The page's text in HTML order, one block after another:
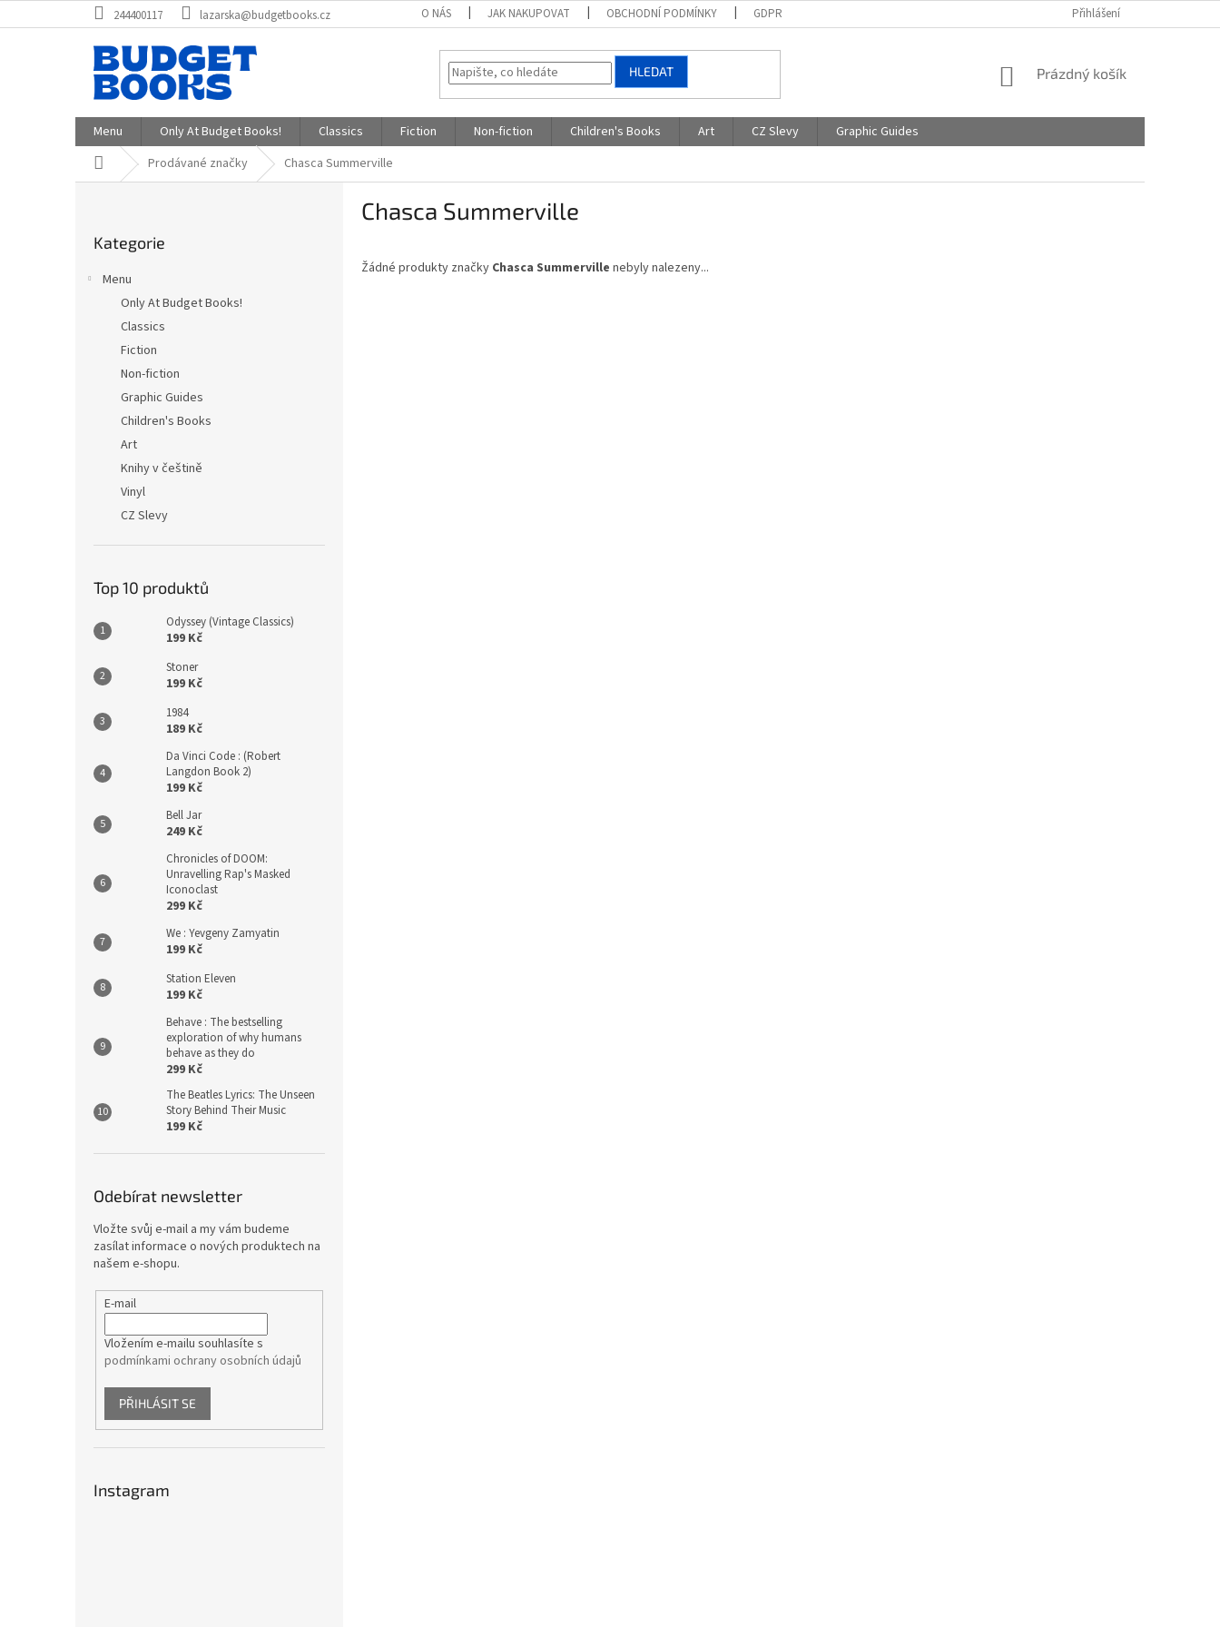
na
244400117 lazarska@budgetbooks.cz O NÁS JAK NAKUPOVAT OBCHODNÍ PODMÍNKY GDPR Přihlášení
HLEDAT
NÁKUPNÍ
Prázdný košík
Menu Only At Budget Books! Classics Fiction Non-fiction Children's Books Art CZ Slevy
Graphic Guides
Domů Prodávané značky Chasca Summerville
kategorie
Kategorie
Menu
Only At Budget Books!
Classics
Fiction
Non-fiction
Graphic Guides
Children's Books
Art
Knihy v češtině
Vinyl
CZ Slevy
Top 10 produktů
Odyssey (Vintage Classics)
199 Kč
Stoner
199 Kč
1984
189 Kč
Da Vinci Code : (Robert
Langdon Book 2)
199 Kč
Bell Jar
249 Kč
Chronicles of DOOM:
Unravelling Rap's Masked
Iconoclast
299 Kč
We : Yevgeny Zamyatin
199 Kč
Station Eleven
199 Kč
Behave : The bestselling
exploration of why humans
behave as they do
299 Kč
The Beatles Lyrics: The Unseen
Story Behind Their Music
199 Kč
Odebírat newsletter
Vložte svůj e-mail a my vám budeme
zasílat informace o nových produktech na
našem e-shopu.
E-mail
Vložením e-mailu souhlasíte s
podmínkami ochrany osobních údajů
PŘIHLÁSIT SE
Instagram
Chasca Summerville
Žádné produkty značky Chasca Summerville nebyly nalezeny...